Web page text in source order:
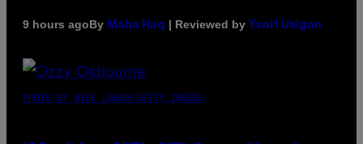
9 hours agoBy Maha Haq | Reviewed by Ysolt Usigan
PHOTO BY NICK LAHAM/GETTY IMAGES